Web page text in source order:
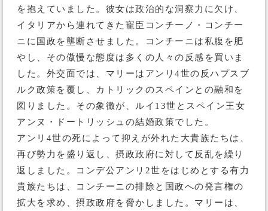
を抱えていました。彼女は政治的な洞察力に欠け、
イタリアから連れてきた寵臣コンチーノ・コンチー
ニに国政を壟断させました。コンチーニは私腹を肥
やし、その傲慢な態度は多くの人々の反感を買いま
した。外交面では、マリーはアンリ4世の反ハプスブ
ルク政策を覆し、カトリックのスペインとの融和を
図りました。その象徴が、ルイ13世とスペイン王女
アンヌ・ドートリッシュの結婚政策でした。
アンリ4世の死によって抑えが外れた大貴族たちは、
再び勢力を盛り返し、摂政政府に対して反乱を繰り
返しました。コンデ公アンリ2世をはじめとする有力
貴族たちは、コンチーニの排除と国政への発言権の
拡大を求め、摂政政府を脅かしました。マリーは、